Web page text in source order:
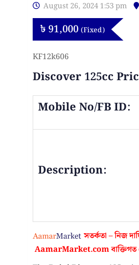
August 26, 2024 1:53 pm
৳ 91,000 (Fixed)
KF12k606
Discover 125cc
Mobile No/FB ID:
Description:
সতর্কতা – নিজ
AamarMarket.com